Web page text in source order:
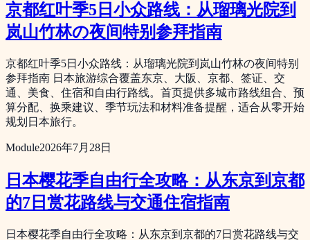
京都红叶季5日小众路线：从瑠璃光院到
岚山竹林の夜间特别参拜指南
京都红叶季5日小众路线：从瑠璃光院到岚山竹林の夜间特别
参拜指南 日本旅游综合覆盖东京、大阪、京都、签证、交
通、美食、住宿和自由行路线。首页提供多城市路线组合、预
算分配、换乘建议、季节玩法和材料准备提醒，适合从零开始
规划日本旅行。
Module2026年7月28日
日本樱花季自由行全攻略：从东京到京都
的7日赏花路线与交通住宿指南
日本樱花季自由行全攻略：从东京到京都的7日赏花路线与交